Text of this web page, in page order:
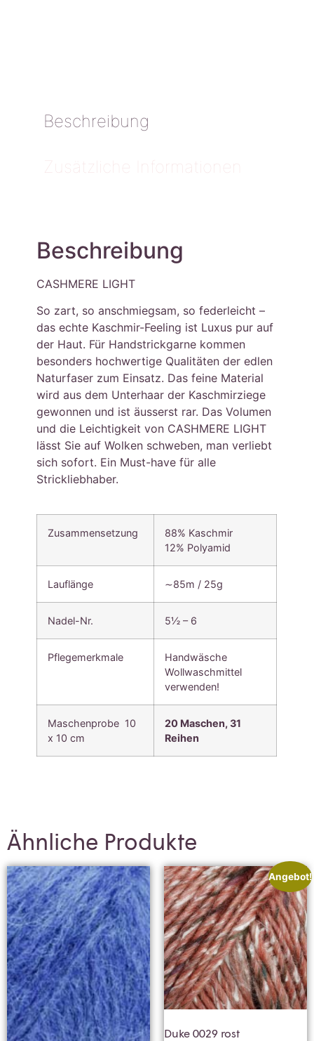
Beschreibung
Zusätzliche Informationen
Beschreibung
CASHMERE LIGHT
So zart, so anschmiegsam, so federleicht –
das echte Kaschmir-Feeling ist Luxus pur auf
der Haut. Für Handstrickgarne kommen
besonders hochwertige Qualitäten der edlen
Naturfaser zum Einsatz. Das feine Material
wird aus dem Unterhaar der Kaschmirziege
gewonnen und ist äusserst rar. Das Volumen
und die Leichtigkeit von CASHMERE LIGHT
lässt Sie auf Wolken schweben, man verliebt
sich sofort. Ein Must-have für alle
Strickliebhaber.
Zusammensetzung
88% Kaschmir
12% Polyamid
Lauflänge ∼85m / 25g
Nadel-Nr. 5½ – 6
Pflegemerkmale
Handwäsche
Wollwaschmittel
verwenden!
Maschenprobe 10
x 10 cm
20 Maschen,31
Reihen
Ähnliche Produkte
Angebot!
Duke 0029 rost